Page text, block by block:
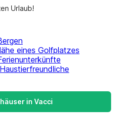
Urlaub!
eines Golfplatzes
in Vacci